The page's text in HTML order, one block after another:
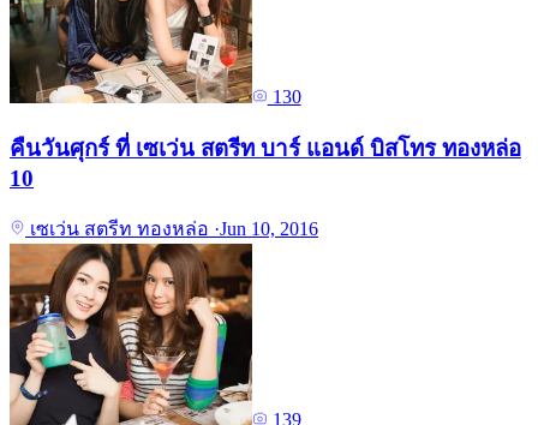
130
คืนวันศุกร์ ที่ เซเว่น สตรีท บาร์ แอนด์ บิสโทร ทองหล่อ
10
เซเว่น สตรีท ทองหล่อ ·Jun 10, 2016
139